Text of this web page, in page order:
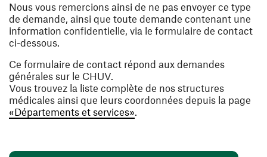
Nous vous remercions ainsi de ne pas envoyer ce type
de demande, ainsi que toute demande contenant une
information confidentielle, via le formulaire de contact
ci-dessous.
Ce formulaire de contact répond aux demandes
générales sur le CHUV.
Vous trouvez la liste complète de nos structures
médicales ainsi que leurs coordonnées depuis la page
«Départements et services».